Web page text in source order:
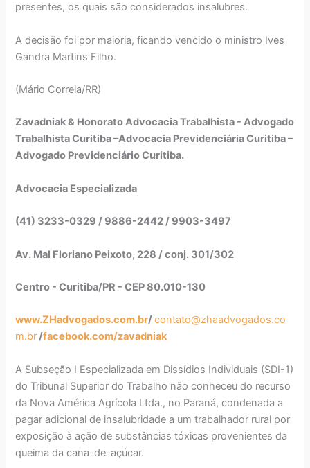
presentes, os quais são considerados insalubres.
A decisão foi por maioria, ficando vencido o ministro Ives
Gandra Martins Filho.
(Mário Correia/RR)
Zavadniak & Honorato Advocacia Trabalhista - Advogado
Trabalhista Curitiba –Advocacia Previdenciária Curitiba –
Advogado Previdenciário Curitiba.
Advocacia Especializada
(41) 3233-0329 / 9886-2442 / 9903-3497
Av. Mal Floriano Peixoto, 228 / conj. 301/302
Centro - Curitiba/PR - CEP 80.010-130
www.ZHadvogados.com.br/contato@zhaadvogados.co
m.br/facebook.com/zavadniak
A Subseção I Especializada em Dissídios Individuais (SDI-1)
do Tribunal Superior do Trabalho não conheceu do recurso
da Nova América Agrícola Ltda., no Paraná, condenada a
pagar adicional de insalubridade a um trabalhador rural por
exposição à ação de substâncias tóxicas provenientes da
queima da cana-de-açúcar.